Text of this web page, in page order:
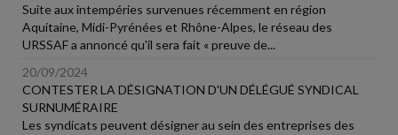
Suite aux intempéries survenues récemment en région
Aquitaine, Midi-Pyrénées et Rhône-Alpes, le réseau des
URSSAF a annoncé qu'il sera fait « preuve de...
20/09/2024
CONTESTER LA DÉSIGNATION D'UN DÉLÉGUÉ SYNDICAL
SURNUMÉRAIRE
Les syndicats peuvent désigner au sein des entreprises des